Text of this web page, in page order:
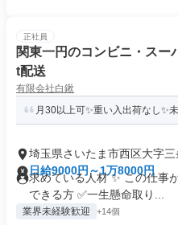
正社員
関東一円のコンビニ・スー
t配送
有限会社白鍬
月30以上可✨重い入出荷なし✨
埼玉県さいたま市西区大字三
日給9000円～1万8000円
求めている人材 ✨ この仕事
できる方 ✅一生懸命取り...
業界未経験歓迎 +14個